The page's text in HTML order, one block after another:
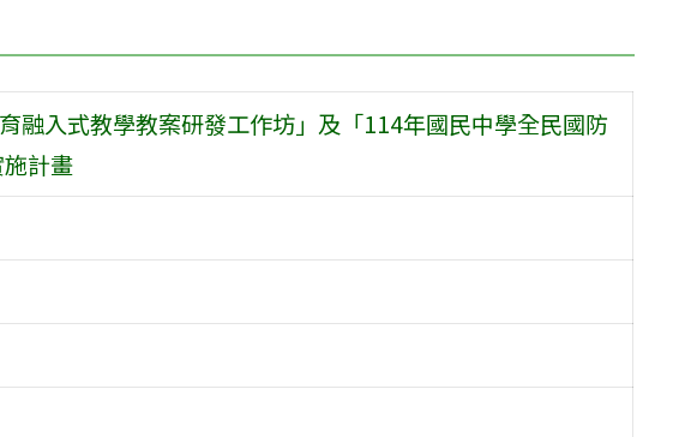
融入式教學教案研發工作坊」及「114年國民中學全民國防
計畫